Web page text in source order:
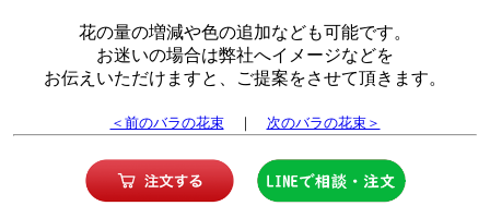
花の量の増減や色の追加なども可能です。
お迷いの場合は弊社へイメージなどを
お伝えいただけますと、ご提案をさせて頂きます。
＜前のバラの花束｜ 次のバラの花束＞